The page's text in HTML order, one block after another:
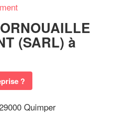
(SARL) à
?
Quimper